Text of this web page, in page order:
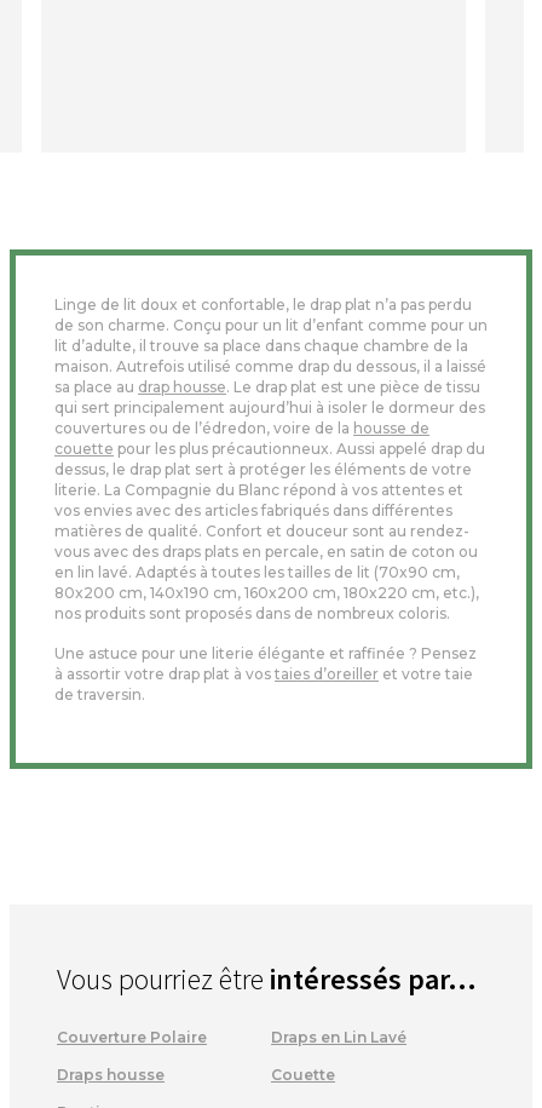
Linge de lit doux et confortable, le drap plat n’a pas perdu
de son charme. Conçu pour un lit d’enfant comme pour un
lit d’adulte, il trouve sa place dans chaque chambre de la
maison. Autrefois utilisé comme drap du dessous, il a laissé
sa place au drap housse. Le drap plat est une pièce de tissu
qui sert principalement aujourd’hui à isoler le dormeur des
couvertures ou de l’édredon, voire de la housse de
couette pour les plus précautionneux. Aussi appelé drap du
dessus, le drap plat sert à protéger les éléments de votre
literie. La Compagnie du Blanc répond à vos attentes et
vos envies avec des articles fabriqués dans différentes
matières de qualité. Confort et douceur sont au rendez-
vous avec des draps plats en percale, en satin de coton ou
en lin lavé. Adaptés à toutes les tailles de lit (70x90 cm,
80x200 cm, 140x190 cm, 160x200 cm, 180x220 cm, etc.),
nos produits sont proposés dans de nombreux coloris.
Une astuce pour une literie élégante et raffinée ? Pensez
à assortir votre drap plat à vostaies d’oreiller et votre taie
de traversin.
Vous pourriez être intéressés par...
Couverture Polaire Draps en Lin Lavé
Draps housse Couette